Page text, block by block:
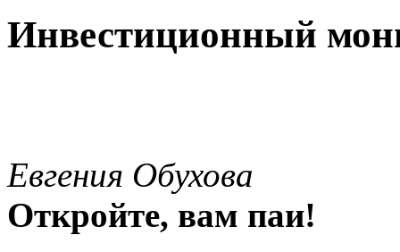
Инвестиционный
Евгения Обухова
Откройте, вам паи!